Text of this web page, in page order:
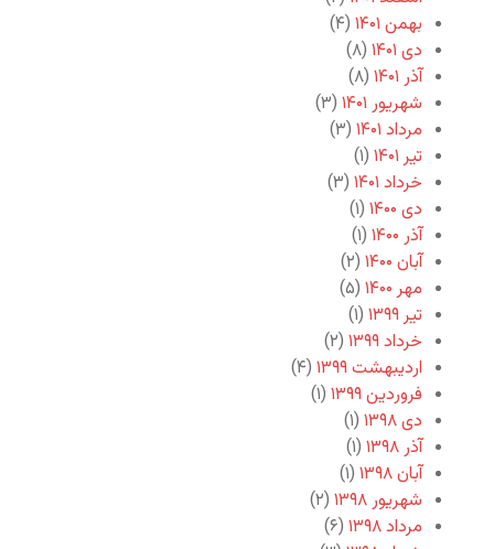
بهمن ۱۴۰۱
(۴)
دی ۱۴۰۱
(۸)
آذر ۱۴۰۱
(۸)
شهریور ۱۴۰۱
(۳)
مرداد ۱۴۰۱
(۳)
تیر ۱۴۰۱
(۱)
خرداد ۱۴۰۱
(۳)
دی ۱۴۰۰
(۱)
آذر ۱۴۰۰
(۱)
آبان ۱۴۰۰
(۲)
مهر ۱۴۰۰
(۵)
تیر ۱۳۹۹
(۱)
خرداد ۱۳۹۹
(۲)
اردیبهشت ۱۳۹۹
(۴)
فروردین ۱۳۹۹
(۱)
دی ۱۳۹۸
(۱)
آذر ۱۳۹۸
(۱)
آبان ۱۳۹۸
(۱)
شهریور ۱۳۹۸
(۲)
مرداد ۱۳۹۸
(۶)